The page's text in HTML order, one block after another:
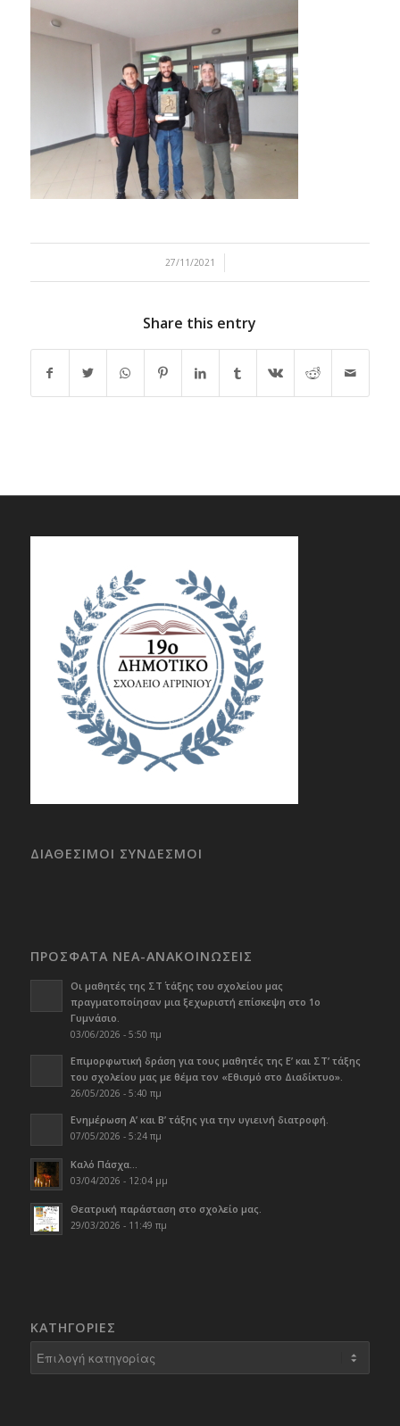
27/11/2021
/
Share this entry
ΔΙΑΘΕΣΙΜΟΙ ΣΥΝΔΕΣΜΟΙ
ΠΡΟΣΦΑΤΑ ΝΕΑ-ΑΝΑΚΟΙΝΩΣΕΙΣ
Οι μαθητές της ΣΤ΄ τάξης του σχολείου μας
πραγματοποίησαν μια ξεχωριστή επίσκεψη στο 1ο
Γυμνάσιο.
03/06/2026 - 5:50 πμ
Επιμορφωτική δράση για τους μαθητές της Ε’ και ΣΤ’ τάξης
του σχολείου μας με θέμα τον «Εθισμό στο Διαδίκτυο».
26/05/2026 - 5:40 πμ
Ενημέρωση Α’ και Β’ τάξης για την υγιεινή διατροφή.
07/05/2026 - 5:24 πμ
Καλό Πάσχα…
03/04/2026 - 12:04 μμ
Θεατρική παράσταση στο σχολείο μας.
29/03/2026 - 11:49 πμ
KΑΤΗΓΟΡΊΕΣ